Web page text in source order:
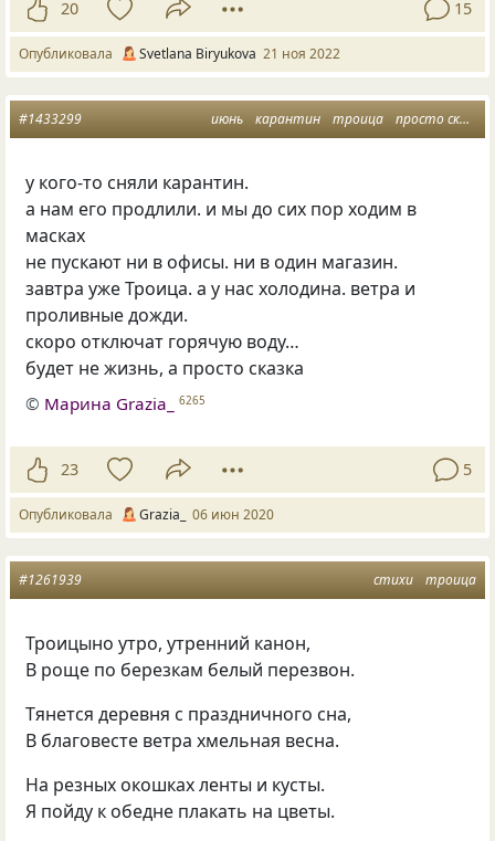
20 15
Опубликовала Svetlana Biryukova 21 ноя 2022
июнь карантин троица просто сказка
#1433299
у кого-то сняли карантин.
а нам его продлили. и мы до сих пор ходим в
масках
не пускают ни в офисы. ни в один магазин.
завтра уже Троица. а у нас холодина. ветра и
проливные дожди.
скоро отключат горячую воду…
будет не жизнь, а просто сказка
© Марина Grazia_ 6265
23 5
Опубликовала Grazia_ 06 июн 2020
стихи троица
#1261939
Троицыно утро, утренний канон,
В роще по березкам белый перезвон.
Тянется деревня с праздничного сна,
В благовесте ветра хмельная весна.
На резных окошках ленты и кусты.
Я пойду к обедне плакать на цветы.